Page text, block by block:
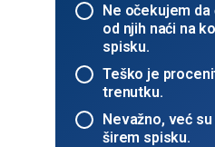
Ne očekujem da
od njih naći na
spisku.
Teško je
trenutku.
Nevažno, već
širem spisku.